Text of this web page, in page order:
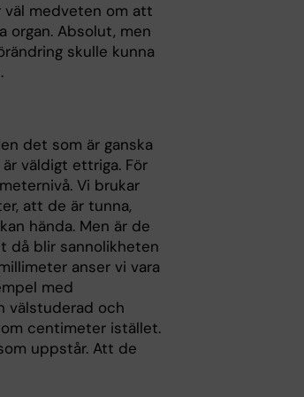
väl medveten om att
organ. Absolut, men
skulle kunna
det som är ganska
väldigt ettriga. För
Vi brukar
att de är tunna,
hända. Men är de
då blir sannolikheten
anser vi vara
med
välstuderad och
centimeter istället.
uppstår. Att de